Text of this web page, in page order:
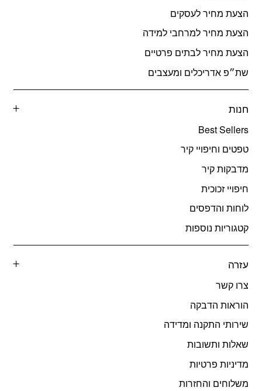
הצעת מחיר לעסקים
הצעת מחיר למרחבי למידה
הצעת מחיר לבתים פרטיים
שת״פ אדריכלים ומעצבים
חנות
Best Sellers
טפטים וחיפויי קיר
מדבקות קיר
חיפויי זכוכית
לוחות והדפסים
קטגוריות נוספות
עזרה
צרו קשר
הוראות הדבקה
שירותי התקנה ומדידה
שאלות ותשובות
מדיניות פרטיות
משלוחים והחזרות